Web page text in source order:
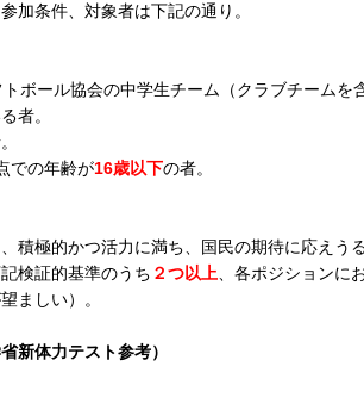
加条件、対象者は下記の通り。
トボール協会の中学生チーム（クラブチームを
者。
での年齢が16歳以下の者。
積極的かつ活力に満ち、国民の期待に応えうる
検証的基準のうち ２つ以上 、各ポジションに
ましい）。
新体力テスト参考）